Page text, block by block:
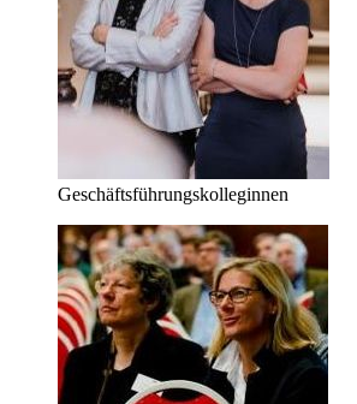
Geschäftsführungskolleginnen